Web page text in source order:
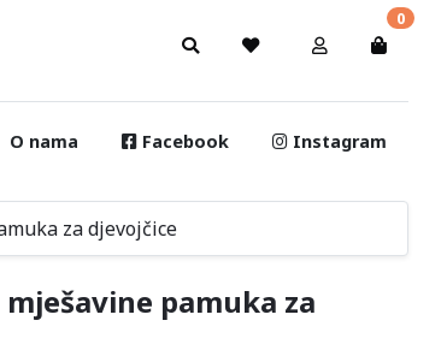
0
O nama Facebook Instagram
za djevojčice
pamuka za